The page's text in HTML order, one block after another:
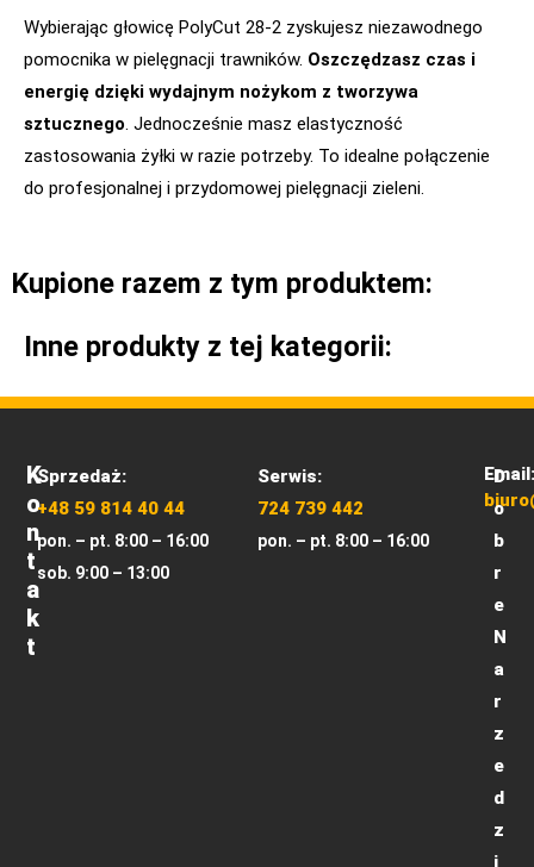
Wybierając głowicę PolyCut 28-2 zyskujesz niezawodnego
pomocnika w pielęgnacji trawników. Oszczędzasz czas i
energię dzięki wydajnym nożykom z tworzywa
sztucznego. Jednocześnie masz elastyczność
zastosowania żyłki w razie potrzeby. To idealne połączenie
do profesjonalnej i przydomowej pielęgnacji zieleni.
Kupione razem z tym produktem:
Inne produkty z tej kategorii:
K
O
N
T
A
K
T
Sprzedaż:
+48 59 814 40 44
pon. – pt. 8:00 – 16:00
sob. 9:00 – 13:00
Serwis:
724 739 442
pon. – pt. 8:00 – 16:00
Email:
D
o
b
r
e
N
a
r
z
e
d
z